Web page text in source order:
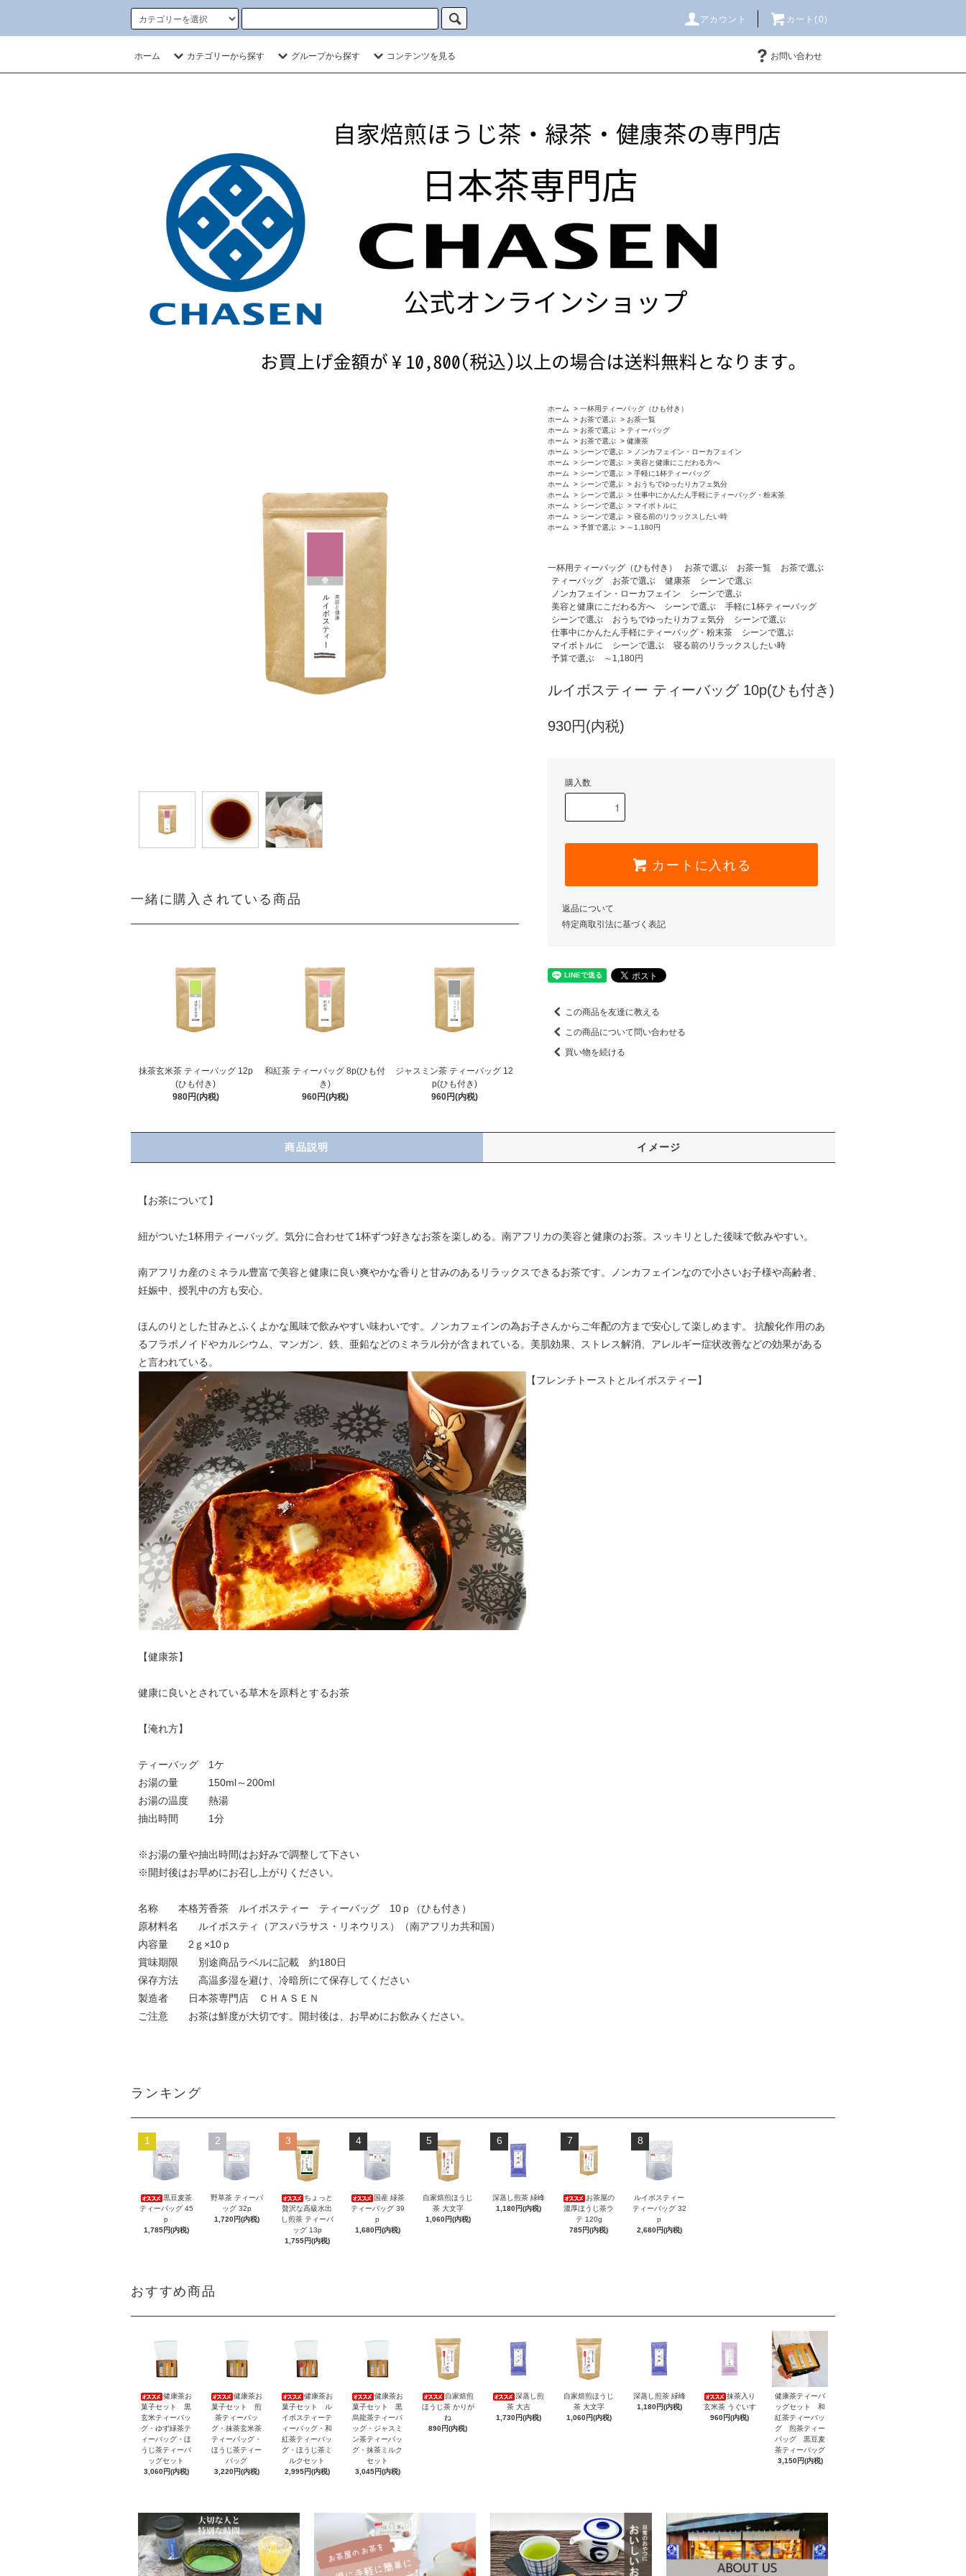
アカウント カート(0)
ホーム カテゴリーから探す グループから探す コンテンツを見る お問い合わせ
一緒に購入されている商品
抹茶玄米茶 ティーバッグ 12p
(ひも付き)
980円(内税)
和紅茶 ティーバッグ 8p(ひも付
き)
960円(内税)
ジャスミン茶 ティーバッグ 12
p(ひも付き)
960円(内税)
ホーム > 一杯用ティーバッグ（ひも付き）
ホーム
> お茶で選ぶ > お茶一覧
ホーム
> お茶で選ぶ > ティーバッグ
ホーム
> お茶で選ぶ > 健康茶
ホーム
> シーンで選ぶ > ノンカフェイン・ローカフェイン
ホーム
> シーンで選ぶ > 美容と健康にこだわる方へ
ホーム
> シーンで選ぶ > 手軽に1杯ティーバッグ
ホーム
> シーンで選ぶ > おうちでゆったりカフェ気分
ホーム
> シーンで選ぶ > 仕事中にかんたん手軽にティーバッグ・粉末茶
ホーム
> シーンで選ぶ > マイボトルに
ホーム
> シーンで選ぶ > 寝る前のリラックスしたい時
ホーム
> 予算で選ぶ > ～1,180円
一杯用ティーバッグ（ひも付き） お茶で選ぶ お茶一覧
お茶で選ぶ
ティーバッグ
お茶で選ぶ 健康茶
シーンで選ぶ
ノンカフェイン・ローカフェイン
シーンで選ぶ
美容と健康にこだわる方へ
シーンで選ぶ
手軽に1杯ティーバッグ
シーンで選ぶ
おうちでゆったりカフェ気分
シーンで選ぶ
仕事中にかんたん手軽にティーバッグ・粉末茶
シーンで選ぶ
マイボトルに
シーンで選ぶ
寝る前のリラックスしたい時
予算で選ぶ
～1,180円
ルイボスティー ティーバッグ 10p(ひも付き)
930円(内税)
購入数
カートに入れる
返品について
特定商取引法に基づく表記
この商品を友達に教える
この商品について問い合わせる
買い物を続ける
商品説明 イメージ
【お茶について】
紐がついた1杯用ティーバッグ。気分に合わせて1杯ずつ好きなお茶を楽しめる。南アフリカの美容と健康のお茶。スッキリとした後味で飲みやすい。
南アフリカ産のミネラル豊富で美容と健康に良い爽やかな香りと甘みのあるリラックスできるお茶です。ノンカフェインなので小さいお子様や高齢者、
妊娠中、授乳中の方も安心。
ほんのりとした甘みとふくよかな風味で飲みやすい味わいです。ノンカフェインの為お子さんからご年配の方まで安心して楽しめます。 抗酸化作用のあ
るフラボノイドやカルシウム、マンガン、鉄、亜鉛などのミネラル分が含まれている。美肌効果、ストレス解消、アレルギー症状改善などの効果がある
と言われている。
【フレンチトーストとルイボスティー】
【健康茶】
健康に良いとされている草木を原料とするお茶
【淹れ方】
ティーバッグ 1ケ
お湯の量 150ml～200ml
お湯の温度 熱湯
抽出時間 1分
※お湯の量や抽出時間はお好みで調整して下さい
※開封後はお早めにお召し上がりください。
名称 本格芳香茶 ルイボスティー ティーバッグ 10ｐ（ひも付き）
原材料名 ルイボスティ（アスパラサス・リネウリス）（南アフリカ共和国）
内容量 2ｇ×10ｐ
賞味期限 別途商品ラベルに記載 約180日
保存方法 高温多湿を避け、冷暗所にて保存してください
製造者 日本茶専門店 ＣＨＡＳＥＮ
ご注意 お茶は鮮度が大切です。開封後は、お早めにお飲みください。
ランキング
1
黒豆麦茶
ティーバッグ 45
p
1,785円(内税)
2
野草茶 ティーバ
ッグ 32p
1,720円(内税)
3
ちょっと
贅沢な高級水出
し煎茶 ティーバ
ッグ 13p
1,755円(内税)
4
国産 緑茶
ティーバッグ 39
p
1,680円(内税)
5
自家焙煎ほうじ
茶 大文字
1,060円(内税)
6
深蒸し煎茶 緑峰
1,180円(内税)
7
お茶屋の
濃厚ほうじ茶ラ
テ 120g
785円(内税)
8
ルイボスティー
ティーバッグ 32
p
2,680円(内税)
おすすめ商品
健康茶お
菓子セット 黒
玄米ティーバッ
グ・ゆず緑茶テ
ィーバッグ・ほ
うじ茶ティーバ
ッグセット
3,060円(内税)
健康茶お
菓子セット 煎
茶ティーバッ
グ・抹茶玄米茶
ティーバッグ・
ほうじ茶ティー
バッグ
3,220円(内税)
健康茶お
菓子セット ル
イボスティーテ
ィーバッグ・和
紅茶ティーバッ
グ・ほうじ茶ミ
ルクセット
2,995円(内税)
健康茶お
菓子セット 黒
烏龍茶ティーバ
ッグ・ジャスミ
ン茶ティーバッ
グ・抹茶ミルク
セット
3,045円(内税)
自家焙煎
ほうじ茶 かりが
ね
890円(内税)
深蒸し煎
茶 大吉
1,730円(内税)
自家焙煎ほうじ
茶 大文字
1,060円(内税)
深蒸し煎茶 緑峰
1,180円(内税)
抹茶入り
玄米茶 うぐいす
960円(内税)
健康茶ティーバ
ッグセット 和
紅茶ティーバッ
グ 煎茶ティー
バッグ 黒豆麦
茶ティーバッグ
3,150円(内税)